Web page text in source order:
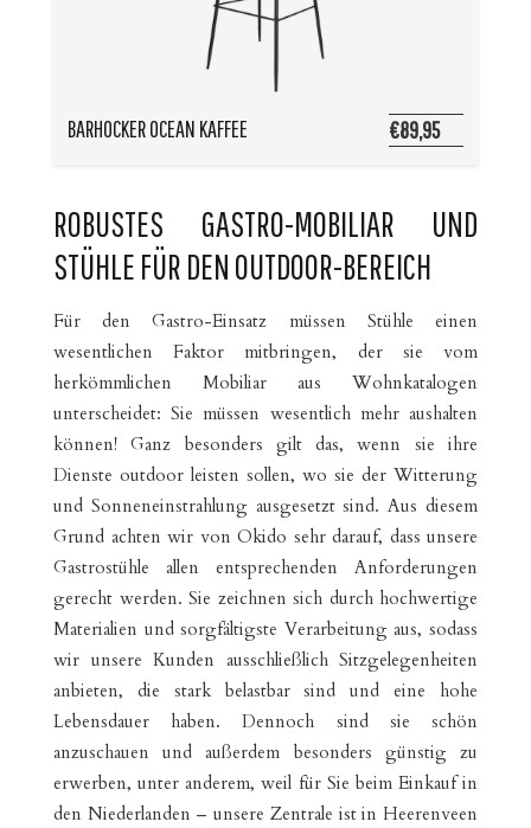
BARHOCKER OCEAN KAFFEE €89,95
ROBUSTES GASTRO-MOBILIAR UND
STÜHLE FÜR DEN OUTDOOR-BEREICH
Für den Gastro-Einsatz müssen Stühle einen
wesentlichen Faktor mitbringen, der sie vom
herkömmlichen Mobiliar aus Wohnkatalogen
unterscheidet: Sie müssen wesentlich mehr aushalten
können! Ganz besonders gilt das, wenn sie ihre
Dienste outdoor leisten sollen, wo sie der Witterung
und Sonneneinstrahlung ausgesetzt sind. Aus diesem
Grund achten wir von Okido sehr darauf, dass unsere
Gastrostühle allen entsprechenden Anforderungen
gerecht werden. Sie zeichnen sich durch hochwertige
Materialien und sorgfältigste Verarbeitung aus, sodass
wir unsere Kunden ausschließlich Sitzgelegenheiten
anbieten, die stark belastbar sind und eine hohe
Lebensdauer haben. Dennoch sind sie schön
anzuschauen und außerdem besonders günstig zu
erwerben, unter anderem, weil für Sie beim Einkauf in
den Niederlanden – unsere Zentrale ist in Heerenveen